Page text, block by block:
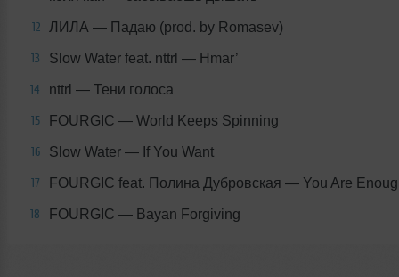
12 ЛИЛА — Падаю (prod. by Romasev)
13 Slow Water feat. nttrl — Hmar’
14 nttrl — Тени голоса
15 FOURGIC — World Keeps Spinning
16 Slow Water — If You Want
17 FOURGIC feat. Полина Дубровская — You Are
18 FOURGIC — Bayan Forgiving